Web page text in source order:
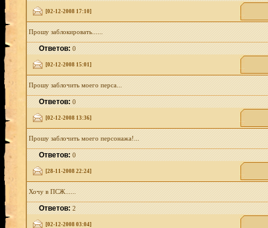
[02-12-2008 17:10]
Прошу заблокировать......
Ответов:0
[02-12-2008 15:01]
Прошу заблочить моего перса...
Ответов:0
[02-12-2008 13:36]
Прошу заблочить моего персонажа!...
Ответов:0
[28-11-2008 22:24]
Хочу в ПСЖ......
Ответов:2
[02-12-2008 03:04]